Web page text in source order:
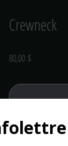
Crewneck
80,00 $Prix